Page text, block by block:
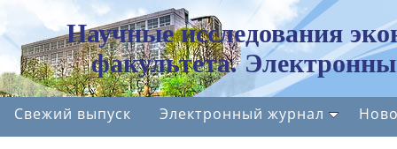
Научные исследования
факультета.
Свежий выпуск Электронный журнал